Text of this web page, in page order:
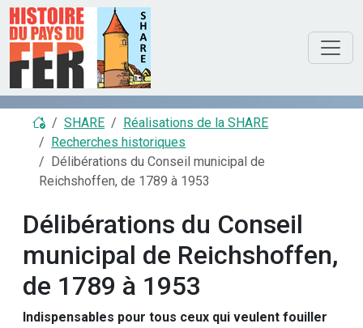
SHARE
Réalisations de la SHARE
Recherches historiques
Délibérations du Conseil municipal de
Reichshoffen, de 1789 à 1953
Délibérations du Conseil
municipal de Reichshoffen,
de 1789 à 1953
Indispensables pour tous ceux qui veulent fouiller